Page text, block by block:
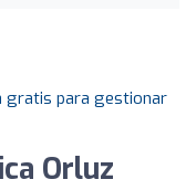
gratis para gestionar
Orluz